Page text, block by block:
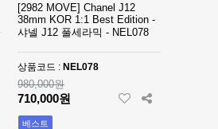
[2982 MOVE] Chanel J12
38mm KOR 1:1 Best Edition -
샤넬 J12 풀세라믹 - NEL078
상품코드 : NEL078
980,000원
710,000원
베스트